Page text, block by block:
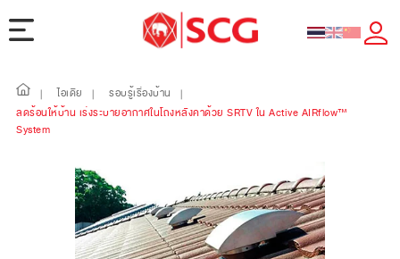
| ไอเดีย | รอบรู้เรื่องบ้าน
|
ลดร้อนให้บ้าน เร่งระบายอากาศในโถงหลังคาด้วย SRTV ใน Active AIRflow™
System